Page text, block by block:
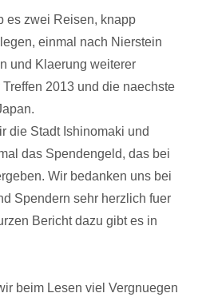
es zwei Reisen, knapp
einmal nach Nierstein
und Klaerung weiterer
2013 und die naechste
die Stadt Ishinomaki und
das Spendengeld, das bei
Wir bedanken uns bei
Spendern sehr herzlich fuer
Bericht dazu gibt es in
beim Lesen viel Vergnuegen